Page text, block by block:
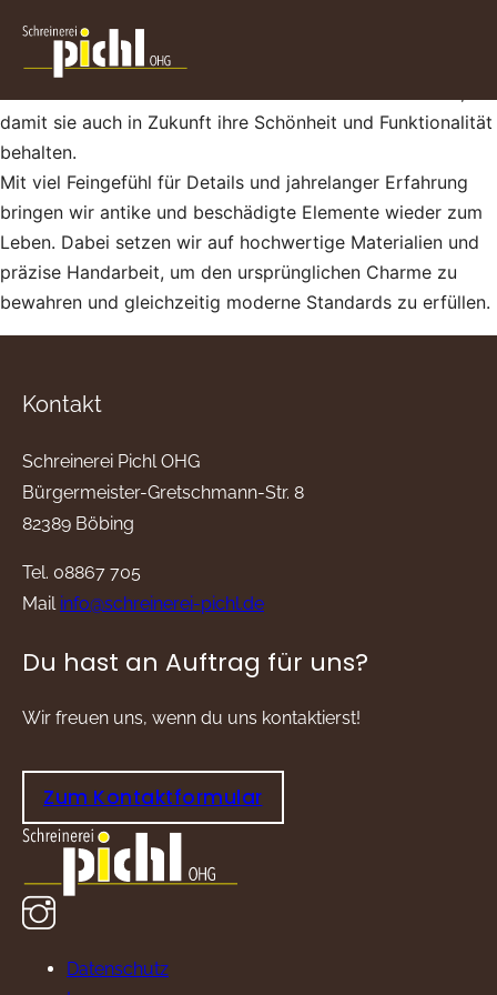
Unsere Restaurierungen verbinden Handwerkskunst mit
Respekt für Tradition. Ob historische Fenster, Türen oder
damit sie auch in Zukunft ihre Schönheit und Funktionalität
behalten.
Mit viel Feingefühl für Details und jahrelanger Erfahrung
bringen wir antike und beschädigte Elemente wieder zum
Leben. Dabei setzen wir auf hochwertige Materialien und
präzise Handarbeit, um den ursprünglichen Charme zu
bewahren und gleichzeitig moderne Standards zu erfüllen.
Kontakt
Schreinerei Pichl OHG
Bürgermeister-Gretschmann-Str. 8
82389 Böbing
Tel. 08867 705
Mail info@schreinerei-pichl.de
Du hast an Auftrag für uns?
Wir freuen uns, wenn du uns kontaktierst!
Zum Kontaktformular
Datenschutz